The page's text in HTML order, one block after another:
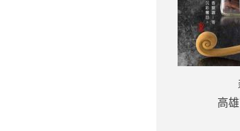
高